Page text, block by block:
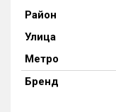
Только новые
Район
Улица
Метро
Бренд